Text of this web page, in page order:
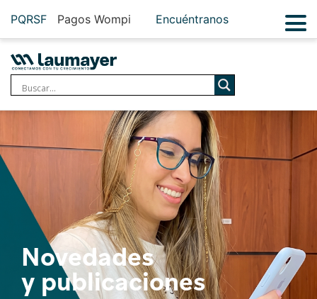
PQRSF Pagos Wompi Encuéntranos
Novedades
y publicaciones